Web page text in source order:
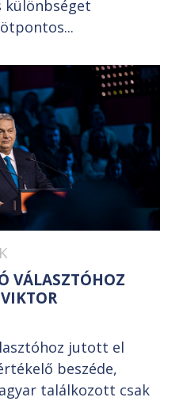
különbséget
VÁLASZTÓHOZ
jutott el
beszéde,
találkozott csak